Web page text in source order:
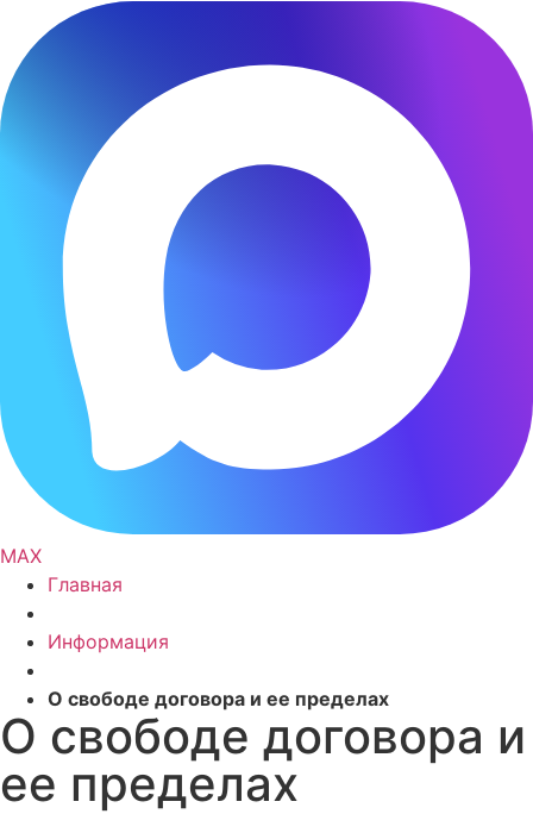
MAX
Главная
Информация
О свободе договора и ее пределах
О свободе договора и
ее пределах